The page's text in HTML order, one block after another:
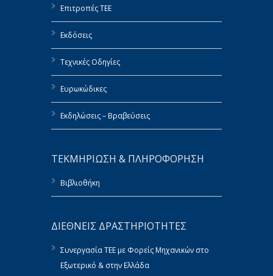
Επιτροπές ΤΕΕ
Εκδόσεις
Τεχνικές Οδηγίες
Ευρωκώδικες
Εκδηλώσεις – Βραβεύσεις
ΤΕΚΜΗΡΙΩΣΗ & ΠΛΗΡΟΦΟΡΗΣΗ
Βιβλιοθήκη
ΔΙΕΘΝΕΙΣ ΔΡΑΣΤΗΡΙΟΤΗΤΕΣ
Συνεργασία ΤΕΕ με Φορείς Μηχανικών στο
Εξωτερικό & στην Ελλάδα